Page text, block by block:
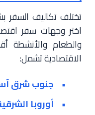
تختلف تكاليف السفر
اختر وجهات سفر
والطعام والأنشطة
الاقتصادية تشمل:
جنوب شرق
أوروبا